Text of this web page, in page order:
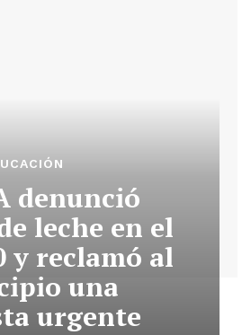
denunció
leche en el
y reclamó al
una
urgente